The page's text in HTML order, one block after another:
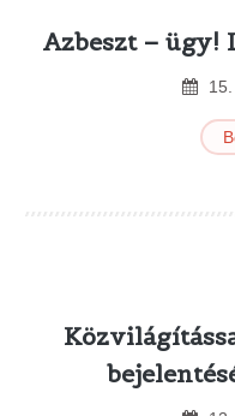
Azbeszt – ügy!
15